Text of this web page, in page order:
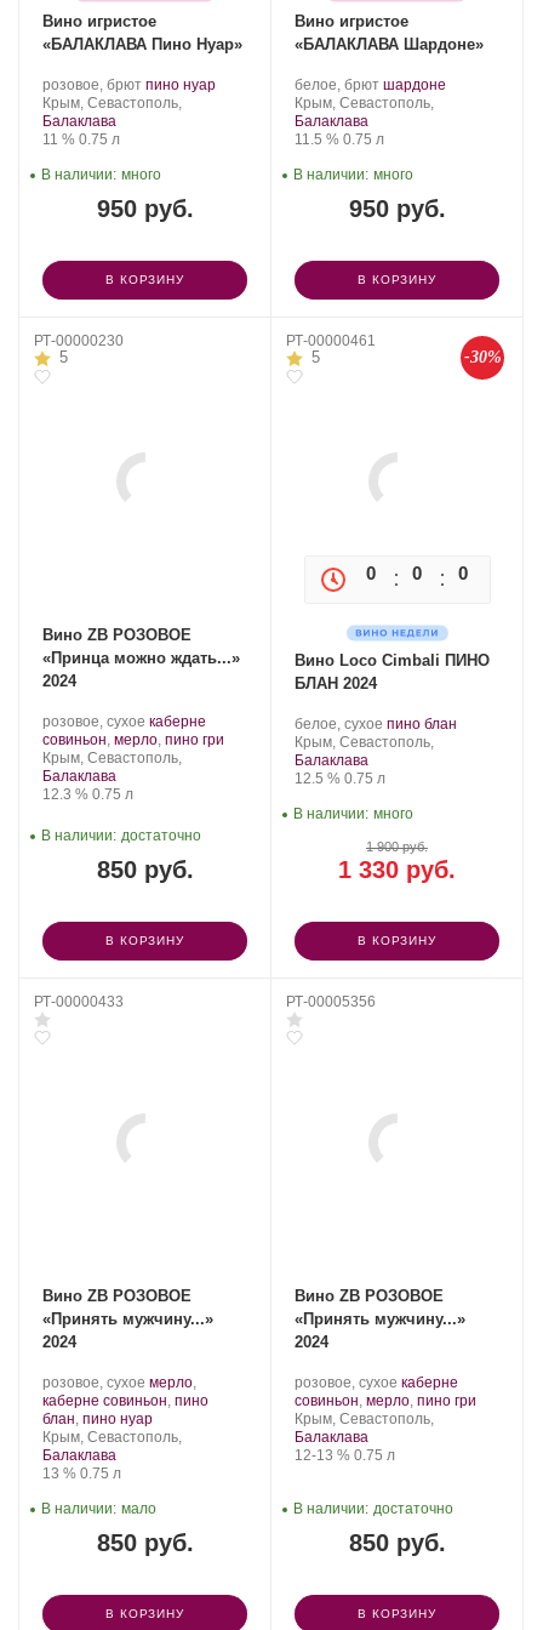
Вино игристое
«БАЛАКЛАВА Пино Нуар»
Производитель:
Золотая
Балка.
розовое, брют .
Сорт
пино нуар.
Регион:
Крым, Севастополь,
Балаклава
Крепость
11 %. Объем
0.75 л
950 руб.
В наличии: много
В КОРЗИНУ
Вино игристое
«БАЛАКЛАВА Шардоне»
Производитель:
Золотая
Балка.
белое, брют .
Сорт
шардоне
Регион:
Крым, Севастополь,
Балаклава
Крепость
11.5 %. Объем
0.75 л
950 руб.
В наличии: много
В КОРЗИНУ
РТ-00000230
5
Вино ZB РОЗОВОЕ
«Принца можно ждать...»
2024
Производитель:
Золотая
Балка.
розовое, сухое .
Сорт
винограда:
каберне
совиньон, мерло, пино гри
Регион:
Крым, Севастополь,
Балаклава
Крепость
12.3 %. Объем
0.75 л
850 руб.
В наличии: достаточно
В КОРЗИНУ
РТ-00000461
5 -30%
0 0 0
Вино Loco Cimbali ПИНО
БЛАН 2024
Производитель:
Loco
Cimbali
Winery.
белое, сухое .
Сорт
пино блан
Регион:
Крым, Севастополь,
Балаклава
Крепость
12.5 %. Объем
0.75 л
1 330 руб.
1 900 руб.
В наличии: много
В КОРЗИНУ
РТ-00000433
Вино ZB РОЗОВОЕ
«Принять мужчину...»
2024
Производитель:
Золотая
Балка.
розовое, сухое .
Сорт
винограда:
мерло,
каберне совиньон, пино
блан, пино нуар.
Регион:
Крым, Севастополь,
Балаклава
Крепость
13 %. Объем
0.75 л
850 руб.
В наличии: мало
В КОРЗИНУ
РТ-00005356
Вино ZB РОЗОВОЕ
«Принять мужчину...»
2024
Производитель:
Золотая
Балка.
розовое, сухое .
Сорт
винограда:
каберне
совиньон, мерло, пино гри
Регион:
Крым, Севастополь,
Балаклава
Крепость
12-13 %. Объем
0.75 л
850 руб.
В наличии: достаточно
В КОРЗИНУ